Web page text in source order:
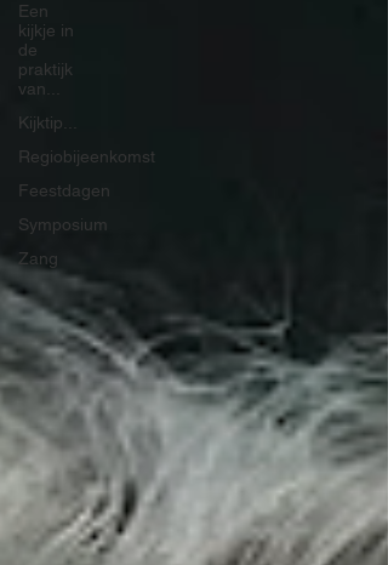
Een
kijkje in
de
praktijk
van...
Kijktip...
Regiobijeenkomst
Feestdagen
Symposium
Zang